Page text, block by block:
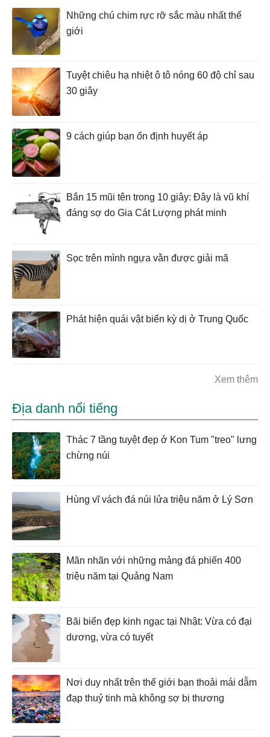
Những chú chim rực rỡ sắc màu nhất thế
giới
Tuyệt chiêu hạ nhiệt ô tô nóng 60 độ chỉ sau
30 giây
9 cách giúp bạn ổn định huyết áp
Bắn 15 mũi tên trong 10 giây: Đây là vũ khí
đáng sợ do Gia Cát Lượng phát minh
Sọc trên mình ngựa vằn được giải mã
Phát hiện quái vật biển kỳ dị ở Trung Quốc
Xem thêm
Địa danh nổi tiếng
Thác 7 tầng tuyệt đẹp ở Kon Tum "treo" lưng
chừng núi
Hùng vĩ vách đá núi lửa triệu năm ở Lý Sơn
Mãn nhãn với những mảng đá phiến 400
triệu năm tại Quảng Nam
Bãi biển đẹp kinh ngạc tại Nhật: Vừa có đại
dương, vừa có tuyết
Nơi duy nhất trên thế giới bạn thoải mái dẫm
đạp thuỷ tinh mà không sợ bị thương